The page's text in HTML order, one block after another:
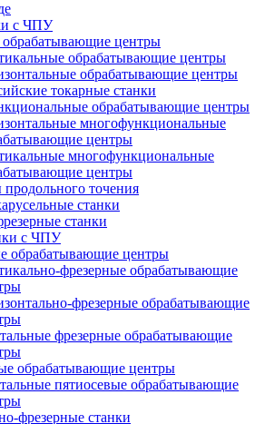
с ЧПУ
центры
обрабатывающие центры
обрабатывающие центры
токарные станки
обрабатывающие центры
многофункциональные
центры
многофункциональные
центры
точения
станки
станки
с ЧПУ
обрабатывающие центры
фрезерные обрабатывающие
фрезерные обрабатывающие
фрезерные обрабатывающие
обрабатывающие центры
пятиосевые обрабатывающие
фрезерные станки